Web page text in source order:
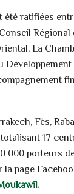
ratifiées
Régional
La
Fès,
17
000 porteurs
page